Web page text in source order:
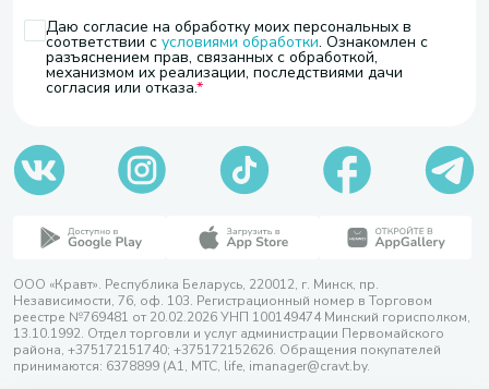
Даю согласие на обработку моих персональных в
соответствии с условиями обработки. Ознакомлен с
разъяснением прав, связанных с обработкой,
механизмом их реализации, последствиями дачи
согласия или отказа.
ООО «Кравт». Республика Беларусь, 220012, г. Минск, пр.
Независимости, 76, оф. 103. Регистрационный номер в Торговом
реестре №769481 от 20.02.2026 УНП 100149474 Минский горисполком,
13.10.1992. Отдел торговли и услуг администрации Первомайского
района, +375172151740; +375172152626. Обращения покупателей
принимаются: 6378899 (А1, МТС, life, imanager@cravt.by.